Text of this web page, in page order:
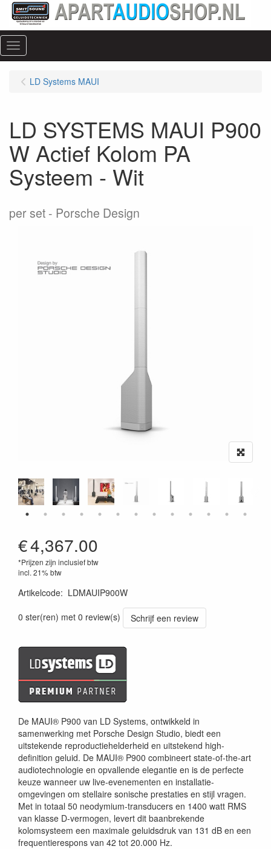
Menu
LD Systems MAUI
LD SYSTEMS MAUI P900
W Actief Kolom PA
Systeem - Wit
per set Porsche Design
€4,367.00
*Prijzen zijn inclusief btw
incl. 21% btw
Artikelcode: LDMAUIP900W
0 ster(ren) met 0 review(s)
Schrijf een review
De MAUI® P900 van LD Systems, ontwikkeld in
samenwerking met Porsche Design Studio, biedt een
uitstekende reproductiehelderheid en uitstekend high-
definition geluid. De MAUI® P900 combineert state-of-the-art
audiotechnologie en opvallende elegantie en is de perfecte
keuze wanneer uw live-evenementen en installatie-
omgevingen om stellaire sonische prestaties en stijl vragen.
Met in totaal 50 neodymium-transducers en 1400 watt RMS
van klasse D-vermogen, levert dit baanbrekende
kolomsysteem een ​​maximale geluidsdruk van 131 dB en een
frequentierespons van 42 tot 20.000 Hz.